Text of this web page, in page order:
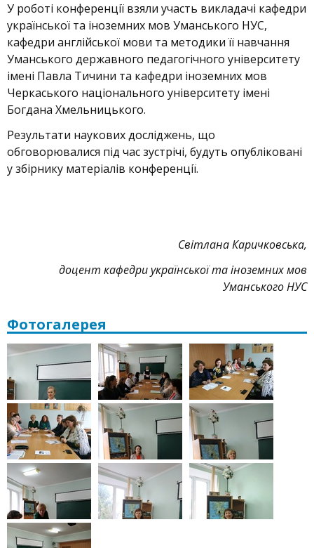
У роботі конференції взяли участь викладачі кафедри
української та іноземних мов Уманського НУС,
кафедри англійської мови та методики її навчання
Уманського державного педагогічного університету
імені Павла Тичини та кафедри іноземних мов
Черкаського національного університету імені
Богдана Хмельницького.
Результати наукових досліджень, що
обговорювалися під час зустрічі, будуть опубліковані
у збірнику матеріалів конференції.
Світлана Каричковська,
доцент кафедри української та іноземних мов
Уманського НУС
Фотогалерея